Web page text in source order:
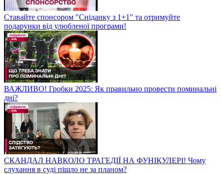
Ставайте спонсором "Сніданку з 1+1" та отримуйте
подарунки від улюбленої програми!
ВАЖЛИВО! Гробки 2025: Як правильно провести поминальні
дні?
СКАНДАЛ НАВКОЛО ТРАГЕДІЇ НА ФУНІКУЛЕРІ! Чому
слухання в суді пішло не за планом?